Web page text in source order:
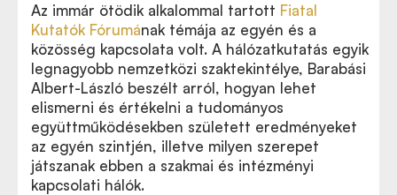
Az immár ötödik alkalommal tartott Fiatal
Kutatók Fórumának témája az egyén és a
közösség kapcsolata volt. A hálózatkutatás egyik
legnagyobb nemzetközi szaktekintélye, Barabási
Albert-László beszélt arról, hogyan lehet
elismerni és értékelni a tudományos
együttműködésekben született eredményeket
az egyén szintjén, illetve milyen szerepet
játszanak ebben a szakmai és intézményi
kapcsolati hálók.